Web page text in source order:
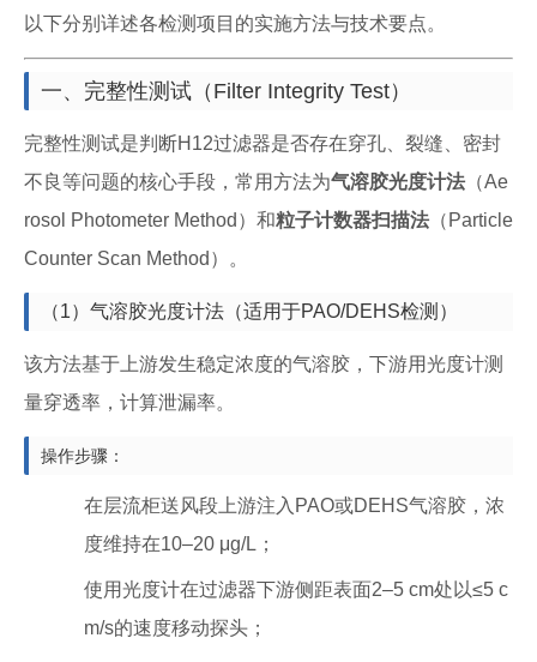
以下分别详述各检测项目的实施方法与技术要点。
一、完整性测试（Filter Integrity Test）
完整性测试是判断H12过滤器是否存在穿孔、裂缝、密封
不良等问题的核心手段，常用方法为气溶胶光度计法 （Ae
rosol Photometer Method）和粒子计数器扫描法 （Particle
Counter Scan Method）。
（1）气溶胶光度计法（适用于PAO/DEHS检测）
该方法基于上游发生稳定浓度的气溶胶，下游用光度计测
量穿透率，计算泄漏率。
操作步骤：
在层流柜送风段上游注入PAO或DEHS气溶胶，浓
度维持在10–20 μg/L；
使用光度计在过滤器下游侧距表面2–5 cm处以≤5 c
m/s的速度移动探头；